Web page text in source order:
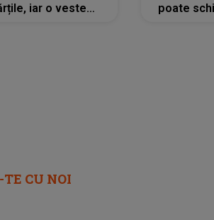
iar o veste
poate
CU NOI